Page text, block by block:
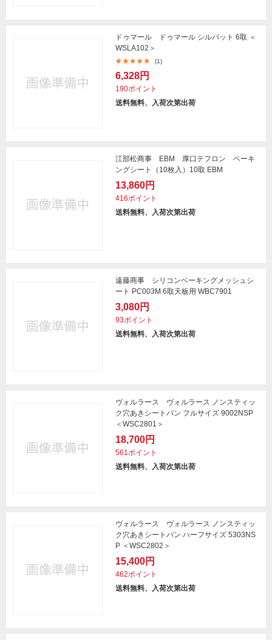
ドゥマール ドゥマール シルパット 6取 ＜
WSLA102＞
(1)
6,328円
190ポイント
送料無料、入荷次第出荷
江部松商事 EBM 厚口テフロン ベーキ
ングシート（10枚入）10取 EBM
13,860円
416ポイント
送料無料、入荷次第出荷
遠藤商事 シリコンベーキングメッシュシ
ート PC003M 6取天板用 WBC7901
3,080円
93ポイント
送料無料、入荷次第出荷
ヴォルラース ヴォルラース ノンスティッ
ク穴あきシートパン フルサイズ 9002NSP
＜WSC2801＞
18,700円
561ポイント
送料無料、入荷次第出荷
ヴォルラース ヴォルラース ノンスティッ
ク穴あきシートパン ハーフサイズ 5303NS
P ＜WSC2802＞
15,400円
462ポイント
送料無料、入荷次第出荷